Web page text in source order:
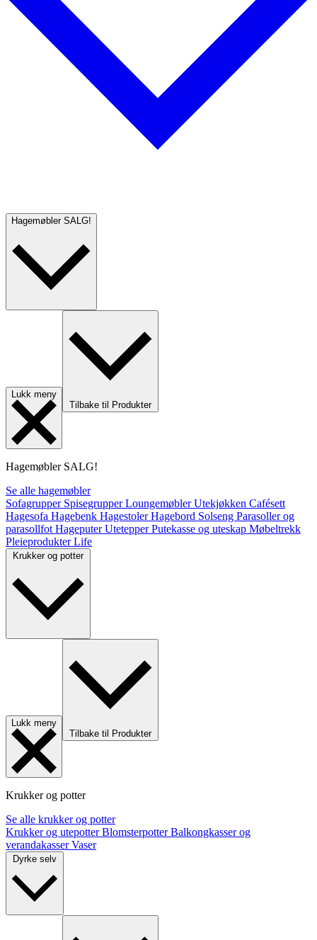
Hagemøbler SALG!
Lukk meny
Tilbake til Produkter
Hagemøbler SALG!
Se alle hagemøbler
Sofagrupper SpisegrupperLoungemøblerUtekjøkken Cafésett
Hagesofa Hagebenk HagestolerHagebord Solseng Parasoller og
parasollfot HageputerUtetepperPutekasse og uteskap Møbeltrekk
PleieprodukterLife
Krukker og potter
Lukk meny
Tilbake til Produkter
Krukker og potter
Se alle krukker og potter
Krukker og utepotterBlomsterpotterBalkongkasser og
verandakasserVaser